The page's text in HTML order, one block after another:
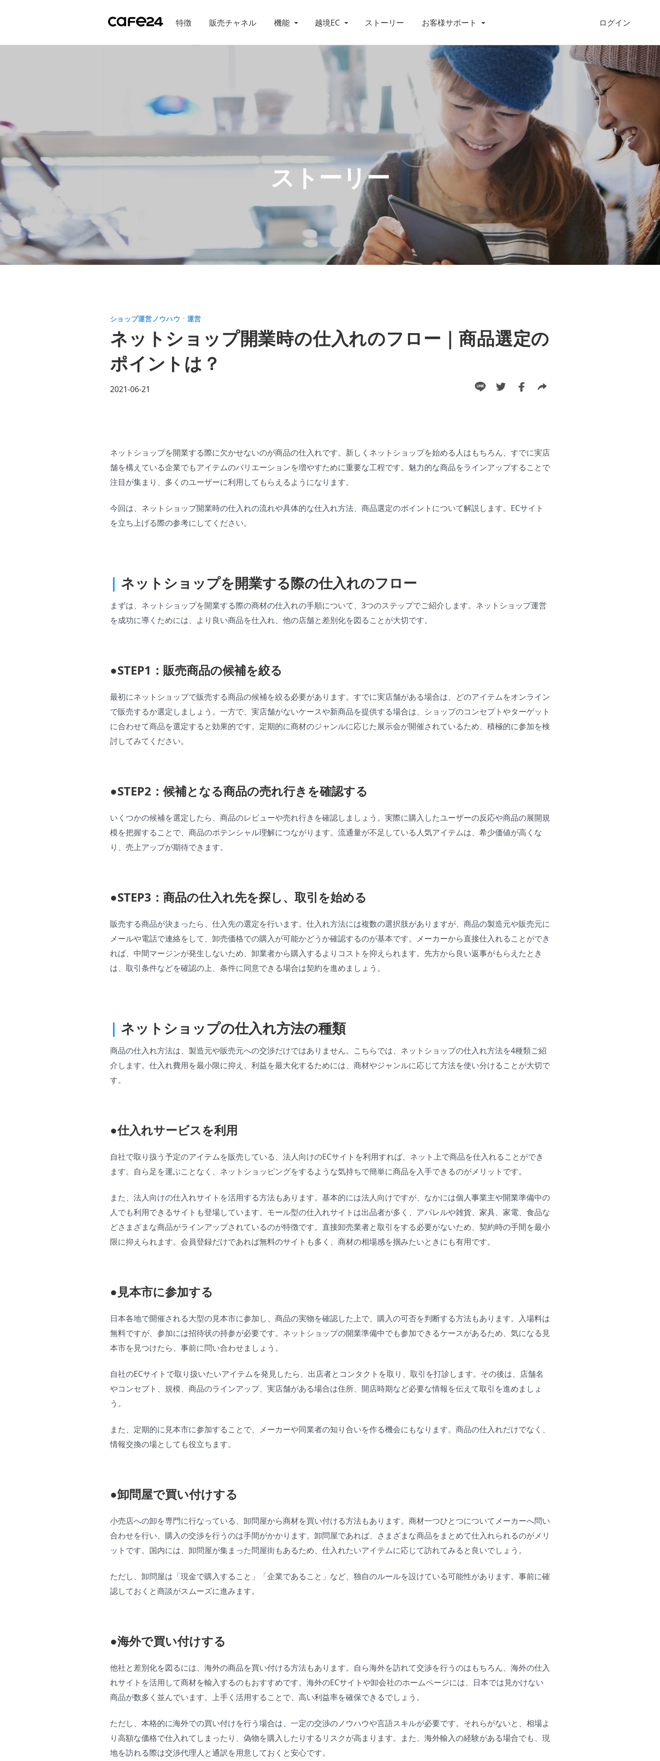
ログイン
特徴 販売チャネル 機能 越境EC ストーリー お客様サポート
ストーリー
ショップ運営ノウハウㆍ運営
ネットショップ開業時の仕入れのフロー｜商品選定の
ポイントは？
2021-06-21
ネットショップを開業する際に欠かせないのが商品の仕入れです。新しくネットショップを始める人はもちろん、すでに実店
舗を構えている企業でもアイテムのバリエーションを増やすために重要な工程です。魅力的な商品をラインアップすることで
注目が集まり、多くのユーザーに利用してもらえるようになります。
今回は、ネットショップ開業時の仕入れの流れや具体的な仕入れ方法、商品選定のポイントについて解説します。ECサイト
を立ち上げる際の参考にしてください。
| ネットショップを開業する際の仕入れのフロー
まずは、ネットショップを開業する際の商材の仕入れの手順について、3つのステップでご紹介します。ネットショップ運営
を成功に導くためには、より良い商品を仕入れ、他の店舗と差別化を図ることが大切です。
●STEP1：販売商品の候補を絞る
最初にネットショップで販売する商品の候補を絞る必要があります。すでに実店舗がある場合は、どのアイテムをオンライン
で販売するか選定しましょう。一方で、実店舗がないケースや新商品を提供する場合は、ショップのコンセプトやターゲット
に合わせて商品を選定すると効果的です。定期的に商材のジャンルに応じた展示会が開催されているため、積極的に参加を検
討してみてください。
●STEP2：候補となる商品の売れ行きを確認する
いくつかの候補を選定したら、商品のレビューや売れ行きを確認しましょう。実際に購入したユーザーの反応や商品の展開規
模を把握することで、商品のポテンシャル理解につながります。流通量が不足している人気アイテムは、希少価値が高くな
り、売上アップが期待できます。
●STEP3：商品の仕入れ先を探し、取引を始める
販売する商品が決まったら、仕入先の選定を行います。仕入れ方法には複数の選択肢がありますが、商品の製造元や販売元に
メールや電話で連絡をして、卸売価格での購入が可能かどうか確認するのが基本です。メーカーから直接仕入れることができ
れば、中間マージンが発生しないため、卸業者から購入するよりコストを抑えられます。先方から良い返事がもらえたとき
は、取引条件などを確認の上、条件に同意できる場合は契約を進めましょう。
| ネットショップの仕入れ方法の種類
商品の仕入れ方法は、製造元や販売元への交渉だけではありません。こちらでは、ネットショップの仕入れ方法を4種類ご紹
介します。仕入れ費用を最小限に抑え、利益を最大化するためには、商材やジャンルに応じて方法を使い分けることが大切で
す。
●仕入れサービスを利用
自社で取り扱う予定のアイテムを販売している、法人向けのECサイトを利用すれば、ネット上で商品を仕入れることができ
ます。自ら足を運ぶことなく、ネットショッピングをするような気持ちで簡単に商品を入手できるのがメリットです。
また、法人向けの仕入れサイトを活用する方法もあります。基本的には法人向けですが、なかには個人事業主や開業準備中の
人でも利用できるサイトも登場しています。モール型の仕入れサイトは出品者が多く、アパレルや雑貨、家具、家電、食品な
どさまざまな商品がラインアップされているのが特徴です。直接卸売業者と取引をする必要がないため、契約時の手間を最小
限に抑えられます。会員登録だけであれば無料のサイトも多く、商材の相場感を掴みたいときにも有用です。
●見本市に参加する
日本各地で開催される大型の見本市に参加し、商品の実物を確認した上で、購入の可否を判断する方法もあります。入場料は
無料ですが、参加には招待状の持参が必要です。ネットショップの開業準備中でも参加できるケースがあるため、気になる見
本市を見つけたら、事前に問い合わせましょう。
自社のECサイトで取り扱いたいアイテムを発見したら、出店者とコンタクトを取り、取引を打診します。その後は、店舗名
やコンセプト、規模、商品のラインアップ、実店舗がある場合は住所、開店時期など必要な情報を伝えて取引を進めましょ
う。
また、定期的に見本市に参加することで、メーカーや同業者の知り合いを作る機会にもなります。商品の仕入れだけでなく、
情報交換の場としても役立ちます。
●卸問屋で買い付けする
小売店への卸を専門に行なっている、卸問屋から商材を買い付ける方法もあります。商材一つひとつについてメーカーへ問い
合わせを行い、購入の交渉を行うのは手間がかかります。卸問屋であれば、さまざまな商品をまとめて仕入れられるのがメリ
ットです。国内には、卸問屋が集まった問屋街もあるため、仕入れたいアイテムに応じて訪れてみると良いでしょう。
ただし、卸問屋は「現金で購入すること」「企業であること」など、独自のルールを設けている可能性があります。事前に確
認しておくと商談がスムーズに進みます。
●海外で買い付けする
他社と差別化を図るには、海外の商品を買い付ける方法もあります。自ら海外を訪れて交渉を行うのはもちろん、海外の仕入
れサイトを活用して商材を輸入するのもおすすめです。海外のECサイトや卸会社のホームページには、日本では見かけない
商品が数多く並んでいます。上手く活用することで、高い利益率を確保できるでしょう。
ただし、本格的に海外での買い付けを行う場合は、一定の交渉のノウハウや言語スキルが必要です。それらがないと、相場よ
り高額な価格で仕入れてしまったり、偽物を購入したりするリスクが高まります。また、海外輸入の経験がある場合でも、現
地を訪れる際は交渉代理人と通訳を用意しておくと安心です。